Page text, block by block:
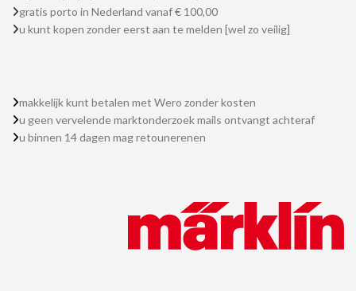
gratis porto in Nederland vanaf € 100,00
u kunt kopen zonder eerst aan te melden [wel zo veilig]
makkelijk kunt betalen met Wero zonder kosten
u geen vervelende marktonderzoek mails ontvangt achteraf
u binnen 14 dagen mag retounerenen